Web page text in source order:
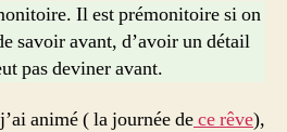
Il est prémonitoire si on
savoir avant, d’avoir un détail
pas deviner avant.
animé ( la journée dece rêve),